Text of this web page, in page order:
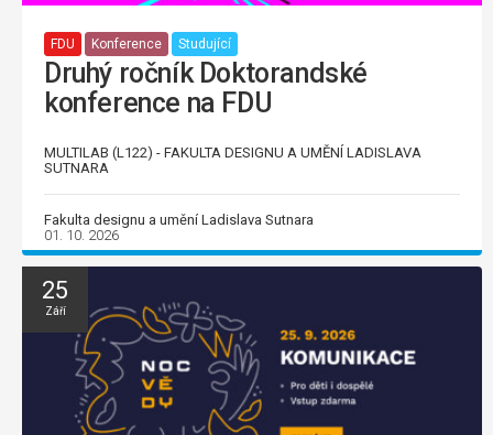
FDU Konference Studující
Druhý ročník Doktorandské
konference na FDU
MULTILAB (L122) - FAKULTA DESIGNU A UMĚNÍ LADISLAVA
SUTNARA
Fakulta designu a umění Ladislava Sutnara
01. 10. 2026
25
Září